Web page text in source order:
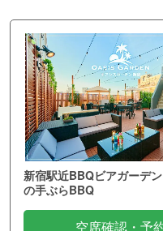
新宿駅近BBQビアガーデ
の手ぶらBBQ
空席確認・予